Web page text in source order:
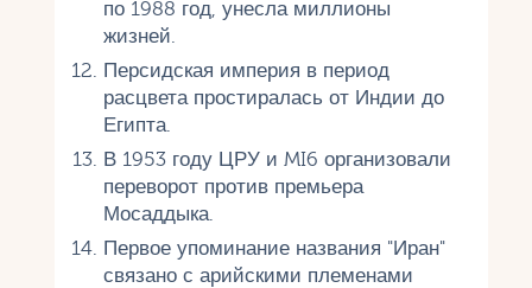
по 1988 год, унесла миллионы
жизней.
Персидская империя в период
расцвета простиралась от Индии до
Египта.
В 1953 году ЦРУ и MI6 организовали
переворот против премьера
Мосаддыка.
Первое упоминание названия "Иран"
связано с арийскими племенами